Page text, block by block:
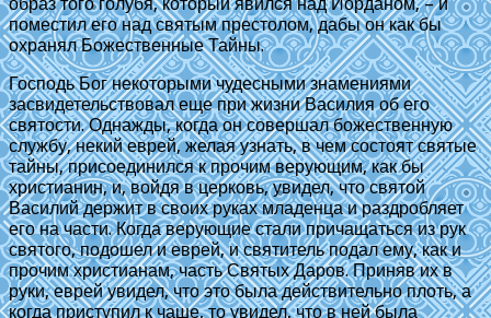
поместил его над святым престолом, дабы он как бы
охранял Божественные Тайны.
Господь Бог некоторыми чудесными знамениями
засвидетельствовал еще при жизни Василия об его
святости. Однажды, когда он совершал божественную
службу, некий еврей, желая узнать, в чем состоят святые
тайны, присоединился к прочим верующим, как бы
христианин, и, войдя в церковь, увидел, что святой
Василий держит в своих руках младенца и раздробляет
его на части. Когда верующие стали причащаться из рук
святого, подошел и еврей, и святитель подал ему, как и
прочим христианам, часть Святых Даров. Приняв их в
руки, еврей увидел, что это была действительно плоть, а
когда приступил к чаше, то увидел, что в ней была